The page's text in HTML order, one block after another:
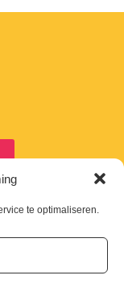
te optimaliseren.